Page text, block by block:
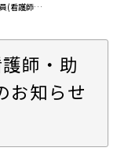
令和９年４月採用職員(看護師・助産師(正職員))2回目募集のお知らせ
師・助
お知らせ